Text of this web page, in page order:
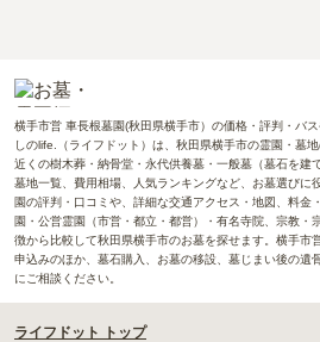
横手市営 車長根墓園(秋田県横手市）の価格・評判・バ
しのlife.（ライフドット）は、秋田県横手市の霊園・墓
近くの樹木葬・納骨堂・永代供養墓・一般墓（墓石を建
墓地一覧、費用相場、人気ランキングなど、お墓選びに
園の評判・口コミや、詳細な交通アクセス・地図、料金
園・公営霊園（市営・都立・都営）・有名寺院、宗教・
徴から比較して秋田県横手市のお墓を探せます。横手市
申込みのほか、墓石購入、お墓の移設、墓じまい後の遺
にご相談ください。
ライフドット トップ